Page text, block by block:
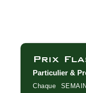
Prix
Particulier &
Chaque